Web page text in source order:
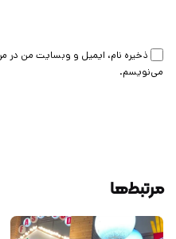
ذخیره نام، ایمیل و وبسایت من در
می‌نویسم.
مرتبط‌ها